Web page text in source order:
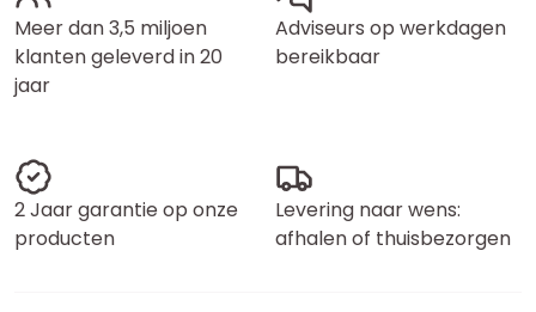
Meer dan 3,5 miljoen
klanten geleverd in 20
jaar
Adviseurs op werkdagen
bereikbaar
2 Jaar garantie op onze
producten
Levering naar wens:
afhalen of thuisbezorgen